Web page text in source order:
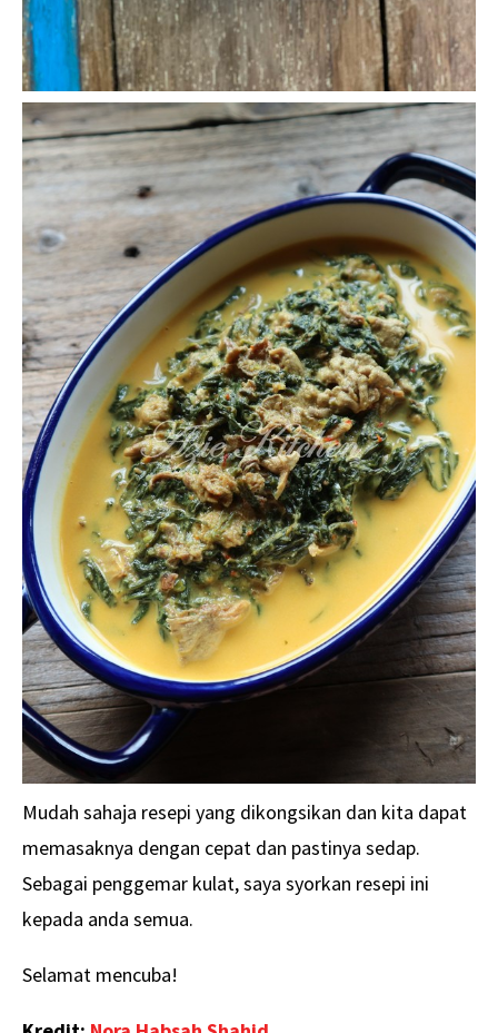
Mudah sahaja resepi yang dikongsikan dan kita dapat
memasaknya dengan cepat dan pastinya sedap.
Sebagai penggemar kulat, saya syorkan resepi ini
kepada anda semua.
Selamat mencuba!